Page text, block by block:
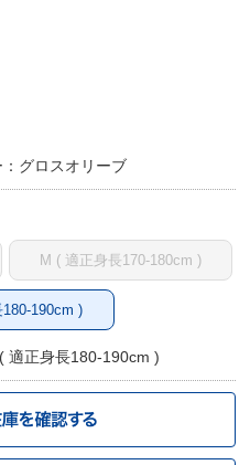
グロスオリーブ
M ( 適正身長170-180cm )
180-190cm )
適正身長180-190cm )